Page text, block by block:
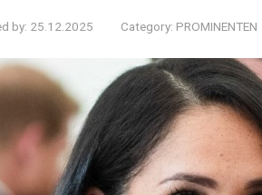
by: 25.12.2025 Category: PROMINENTEN